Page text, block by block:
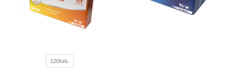
Pojemność
120tab.